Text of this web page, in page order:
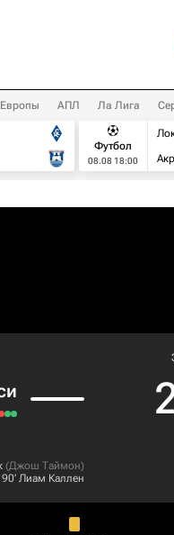
АПЛ Ла Лига
Футбол
08.08 18:00
(Джош Таймон)
90‎’‎ Лиам Каллен